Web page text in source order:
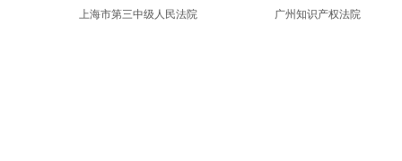
上海市第三中级人民法院
广州知识产权法院